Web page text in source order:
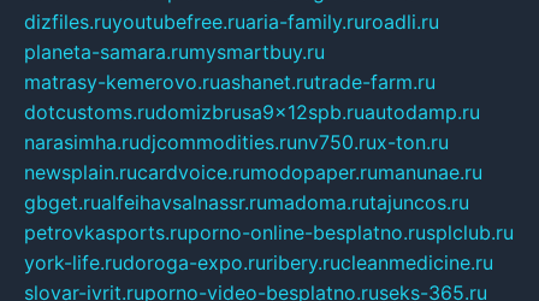
dizfiles.ruyoutubefree.ruaria-family.ruroadli.ru
planeta-samara.rumysmartbuy.ru
matrasy-kemerovo.ruashanet.rutrade-farm.ru
dotcustoms.rudomizbrusa9x12spb.ruautodamp.ru
narasimha.rudjcommodities.runv750.rux-ton.ru
newsplain.rucardvoice.rumodopaper.rumanunae.ru
gbget.rualfeihavsalnassr.rumadoma.rutajuncos.ru
petrovkasports.ruporno-online-besplatno.rusplclub.ru
york-life.rudoroga-expo.ruribery.rucleanmedicine.ru
slovar-ivrit.ruporno-video-besplatno.ruseks-365.ru